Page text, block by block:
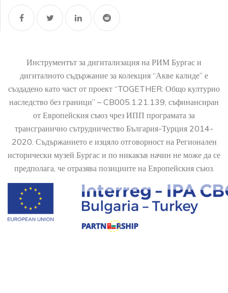
Инструментът за дигитализация на РИМ Бургас и
дигиталното съдържание за колекция “Акве калиде” е
създадено като част от проект “TOGETHER: Общо културно
наследство без граници” – CB005.1.21.139, съфинансиран
от Европейския съюз чрез ИПП програмата за
трансгранично сътрудничество България-Турция 2014-
2020. Съдържанието е изцяло отговорност на Регионален
исторически музей Бургас и по никакъв начин не може да се
предполага, че отразява позициите на Европейския съюз.